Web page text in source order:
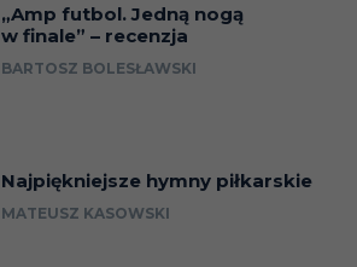
„Amp futbol. Jedną nogą
w finale” – recenzja
BARTOSZ BOLESŁAWSKI
Najpiękniejsze hymny piłkarskie
MATEUSZ KASOWSKI